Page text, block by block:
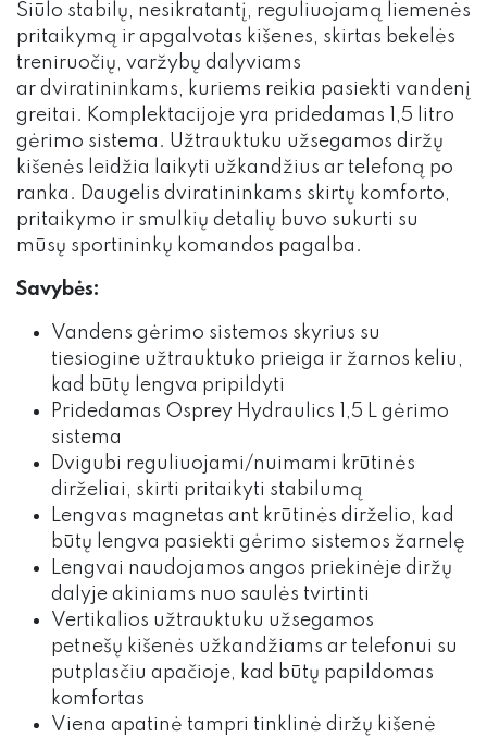
Siūlo stabilų, nesikratantį, reguliuojamą liemenės
pritaikymą ir apgalvotas kišenes, skirtas bekelės
treniruočių, varžybų dalyviams
ar dviratininkams, kuriems reikia pasiekti vandenį
greitai. Komplektacijoje yra pridedamas 1,5 litro
gėrimo sistema. Užtrauktuku užsegamos diržų
kišenės leidžia laikyti užkandžius ar telefoną po
ranka. Daugelis dviratininkams skirtų komforto,
pritaikymo ir smulkių detalių buvo sukurti su
mūsų sportininkų komandos pagalba.
Savybės:
Vandens gėrimo sistemos skyrius su
tiesiogine užtrauktuko prieiga ir žarnos keliu,
kad būtų lengva pripildyti
Pridedamas Osprey Hydraulics 1,5 L gėrimo
sistema
Dvigubi reguliuojami/nuimami krūtinės
dirželiai, skirti pritaikyti stabilumą
Lengvas magnetas ant krūtinės dirželio, kad
būtų lengva pasiekti gėrimo sistemos žarnelę
Lengvai naudojamos angos priekinėje diržų
dalyje akiniams nuo saulės tvirtinti
Vertikalios užtrauktuku užsegamos
petnešų kišenės užkandžiams ar telefonui su
putplasčiu apačioje, kad būtų papildomas
komfortas
Viena apatinė tampri tinklinė diržų kišenė